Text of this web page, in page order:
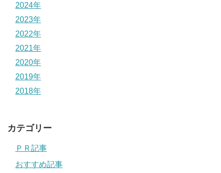
2024年
2023年
2022年
2021年
2020年
2019年
2018年
カテゴリー
ＰＲ記事
おすすめ記事